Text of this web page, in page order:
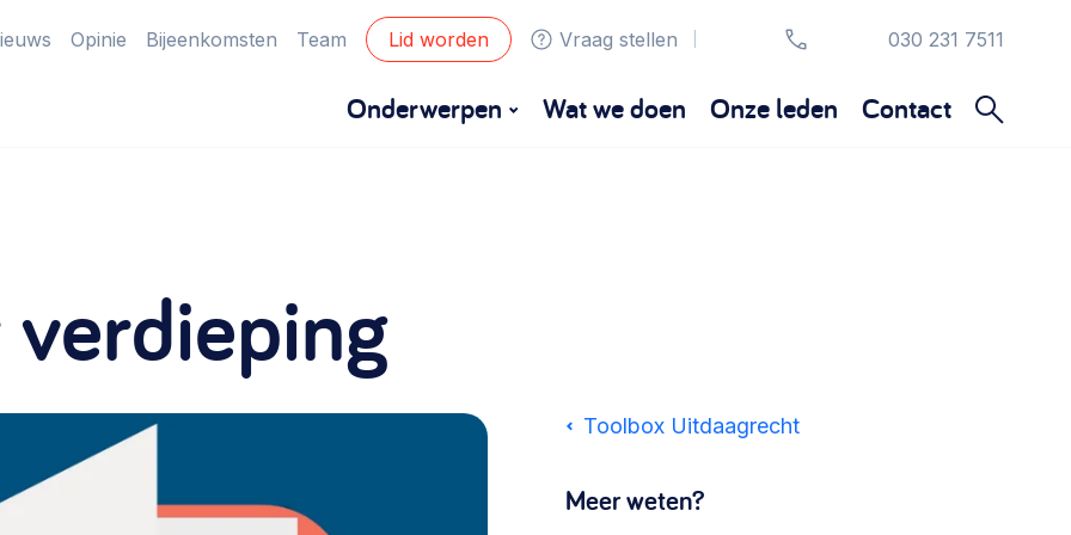
Opinie Bijeenkomsten Team Lid worden Vraag stellen 030 231 7511
Onderwerpen
Eigen gebouw
ontmoetingsplekken >
maken >
Zorgzame gemeenschappen Wijkaanpak
Wat we doen Onze leden Contact
Toolbox Uitdaagrecht
Meer weten?